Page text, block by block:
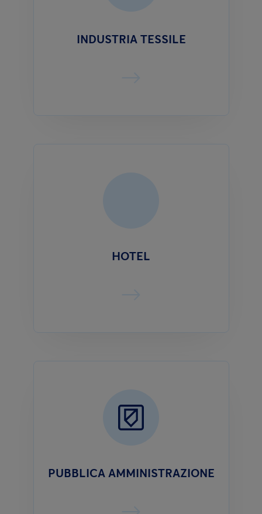
INDUSTRIA TESSILE
HOTEL
PUBBLICA AMMINISTRAZIONE